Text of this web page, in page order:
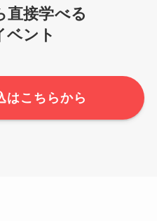
直接学べる
ベント
はこちらから